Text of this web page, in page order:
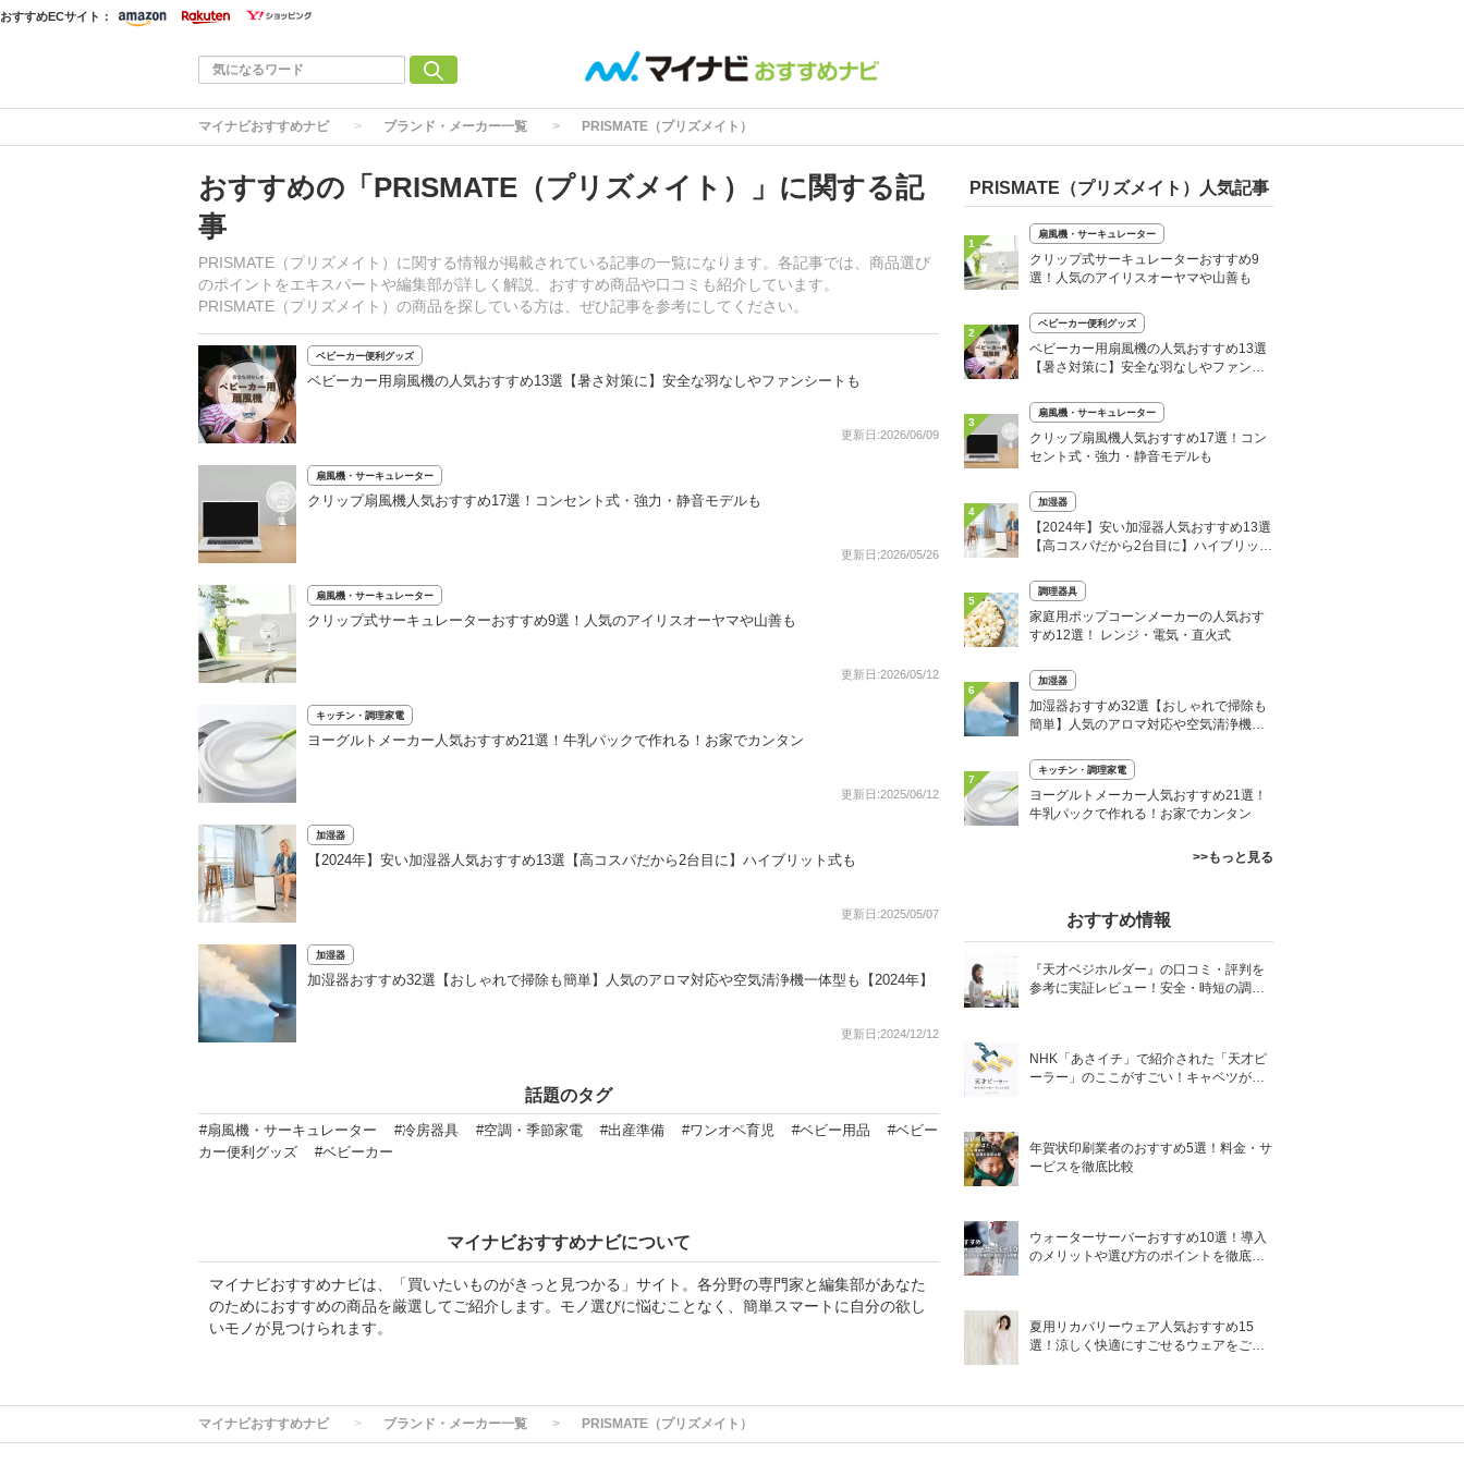
おすすめECサイト：
マイナビおすすめナビ ブランド・メーカー一覧 PRISMATE（プリズメイト）
おすすめの「PRISMATE（プリズメイト）」に関する記
事
PRISMATE（プリズメイト）に関する情報が掲載されている記事の一覧になります。各記事では、商品選び
のポイントをエキスパートや編集部が詳しく解説、おすすめ商品や口コミも紹介しています。
PRISMATE（プリズメイト）の商品を探している方は、ぜひ記事を参考にしてください。
ベビーカー便利グッズ
ベビーカー用扇風機の人気おすすめ13選【暑さ対策に】安全な羽なしやファンシートも
更新日:2026/06/09
扇風機・サーキュレーター
クリップ扇風機人気おすすめ17選！コンセント式・強力・静音モデルも
更新日:2026/05/26
扇風機・サーキュレーター
クリップ式サーキュレーターおすすめ9選！人気のアイリスオーヤマや山善も
更新日:2026/05/12
キッチン・調理家電
ヨーグルトメーカー人気おすすめ21選！牛乳パックで作れる！お家でカンタン
更新日:2025/06/12
加湿器
【2024年】安い加湿器人気おすすめ13選【高コスパだから2台目に】ハイブリット式も
更新日:2025/05/07
加湿器
加湿器おすすめ32選【おしゃれで掃除も簡単】人気のアロマ対応や空気清浄機一体型も【2024年】
更新日:2024/12/12
話題のタグ
#扇風機・サーキュレーター #冷房器具 #空調・季節家電 #出産準備 #ワンオペ育児 #ベビー用品
#ベビー
カー便利グッズ
#ベビーカー
マイナビおすすめナビについて
マイナビおすすめナビは、「買いたいものがきっと見つかる」サイト。各分野の専門家と編集部があなた
のためにおすすめの商品を厳選してご紹介します。モノ選びに悩むことなく、簡単スマートに自分の欲し
いモノが見つけられます。
PRISMATE（プリズメイト）人気記事
1
扇風機・サーキュレーター
クリップ式サーキュレーターおすすめ9
選！人気のアイリスオーヤマや山善も
2
ベビーカー便利グッズ
ベビーカー用扇風機の人気おすすめ13選
【暑さ対策に】安全な羽なしやファンシ
3
扇風機・サーキュレーター
クリップ扇風機人気おすすめ17選！コン
セント式・強力・静音モデルも
4
加湿器
【2024年】安い加湿器人気おすすめ13選
【高コスパだから2台目に】ハイブリット
5
調理器具
家庭用ポップコーンメーカーの人気おす
すめ12選！ レンジ・電気・直火式
6
加湿器
加湿器おすすめ32選【おしゃれで掃除も
簡単】人気のアロマ対応や空気清浄機一
7
キッチン・調理家電
ヨーグルトメーカー人気おすすめ21選！
牛乳パックで作れる！お家でカンタン
>>もっと見る
おすすめ情報
『天才ベジホルダー』の口コミ・評判を
参考に実証レビュー！安全・時短の調理
NHK「あさイチ」で紹介された「天才ピ
ーラー」のここがすごい！キャベツがほ
年賀状印刷業者のおすすめ5選！料金・サ
ービスを徹底比較
ウォーターサーバーおすすめ10選！導入
のメリットや選び方のポイントを徹底解
夏用リカバリーウェア人気おすすめ15
選！涼しく快適にすごせるウェアをご紹
マイナビおすすめナビ ブランド・メーカー一覧 PRISMATE（プリズメイト）